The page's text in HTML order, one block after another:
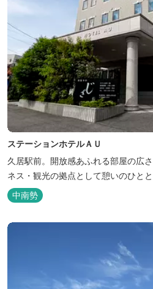
ステーションホテルＡＵ
久居駅前。開放感あふれる部屋の広
ネス・観光の拠点として憩いのひとと
中南勢